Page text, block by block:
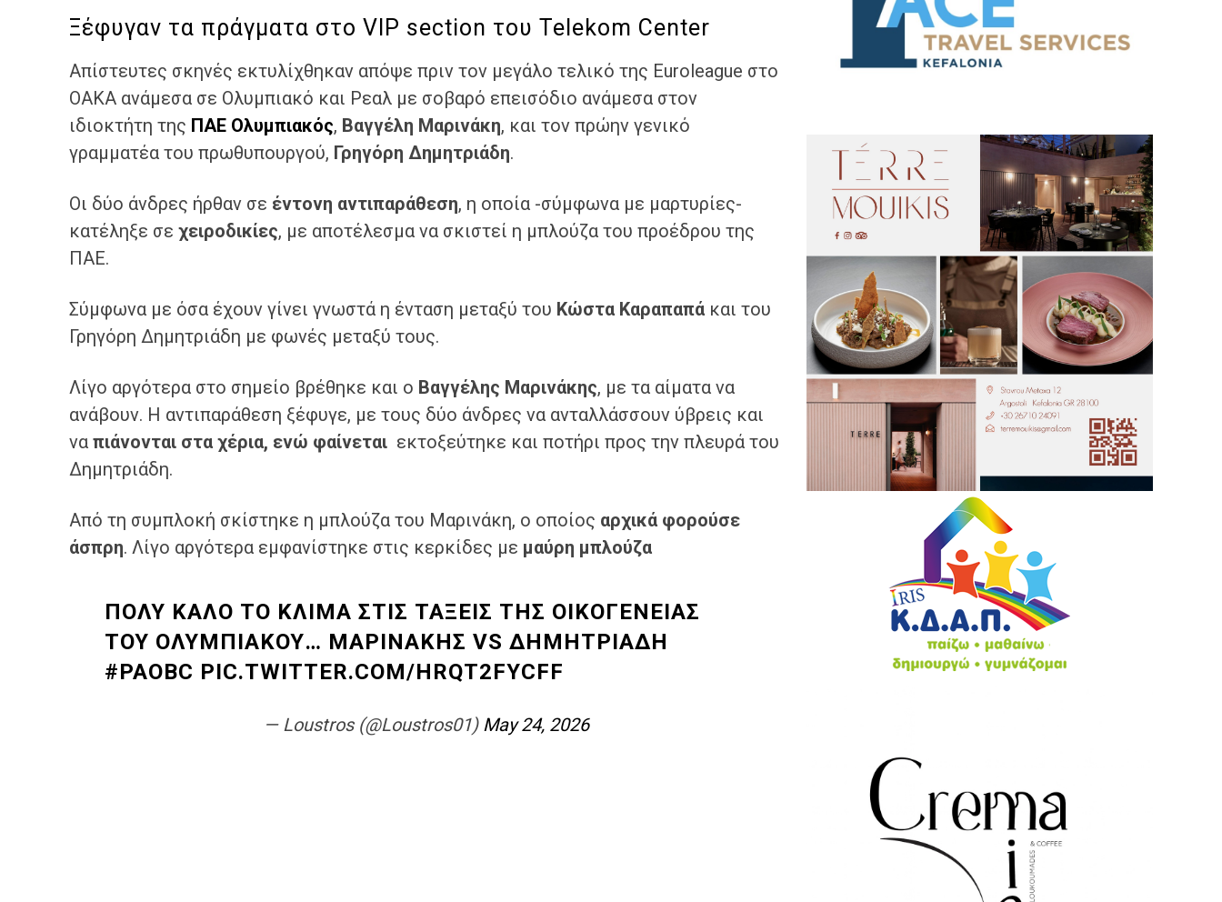
Ξέφυγαν τα πράγματα στο VIP section του Telekom Center
Απίστευτες σκηνές εκτυλίχθηκαν απόψε πριν τον μεγάλο τελικό της Εuroleague στο
ΟΑΚΑ ανάμεσα σε Ολυμπιακό και Ρεαλ με σοβαρό επεισόδιο ανάμεσα στον
ιδιοκτήτη της ΠΑΕ Ολυμπιακός, Βαγγέλη Μαρινάκη, και τον πρώην γενικό
γραμματέα του πρωθυπουργού, Γρηγόρη Δημητριάδη.
Οι δύο άνδρες ήρθαν σε έντονη αντιπαράθεση, η οποία -σύμφωνα με μαρτυρίες-
κατέληξε σε χειροδικίες, με αποτέλεσμα να σκιστεί η μπλούζα του προέδρου της
ΠΑΕ.
Σύμφωνα με όσα έχουν γίνει γνωστά η ένταση μεταξύ του Κώστα Καραπαπά και του
Γρηγόρη Δημητριάδη με φωνές μεταξύ τους.
Λίγο αργότερα στο σημείο βρέθηκε και ο Βαγγέλης Μαρινάκης, με τα αίματα να
ανάβουν. Η αντιπαράθεση ξέφυγε, με τους δύο άνδρες να ανταλλάσσουν ύβρεις και
να πιάνονται στα χέρια, ενώ φαίνεται εκτοξεύτηκε και ποτήρι προς την πλευρά του
Δημητριάδη.
Από τη συμπλοκή σκίστηκε η μπλούζα του Μαρινάκη, ο οποίος αρχικά φορούσε
άσπρη. Λίγο αργότερα εμφανίστηκε στις κερκίδες με μαύρη μπλούζα
ΠΟΛΥ ΚΑΛΟ ΤΟ ΚΛΙΜΑ ΣΤΙΣ ΤΑΞΕΙΣ ΤΗΣ ΟΙΚΟΓΕΝΕΙΑΣ
ΤΟΥ ΟΛΥΜΠΙΑΚΟΥ… ΜΑΡΙΝΑΚΗΣ VS ΔΗΜΗΤΡΙΑΔΗ
#PAOBC PIC.TWITTER.COM/HRQT2FYCFF
— Loustros (@Loustros01) May 24, 2026